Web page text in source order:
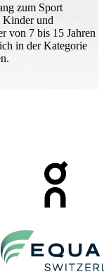
zum Sport
Kinder und
von 7 bis 15 Jahren
in der Kategorie